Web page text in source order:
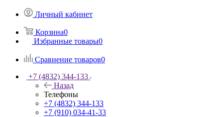
Личный кабинет
Корзина0
Избранные товары0
Сравнение товаров0
+7 (4832) 344-133
Назад
Телефоны
+7 (4832) 344-133
+7 (910) 034-41-33